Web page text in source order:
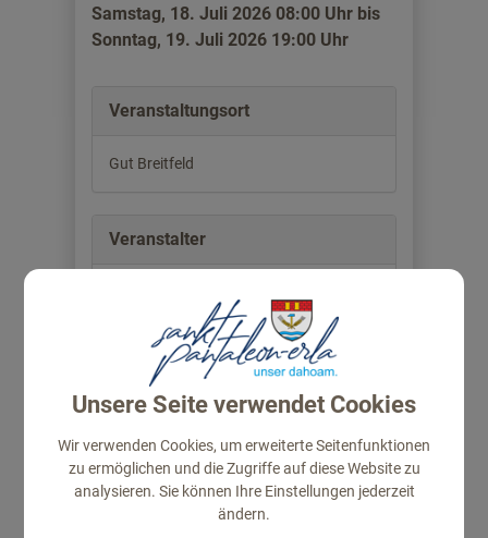
Samstag, 18. Juli 2026 08:00 Uhr bis
Sonntag, 19. Juli 2026 19:00 Uhr
Veranstaltungsort
Gut Breitfeld
Veranstalter
⇐ zurück
Unsere Seite verwendet Cookies
Wir verwenden Cookies, um erweiterte Seitenfunktionen
zu ermöglichen und die Zugriffe auf diese Website zu
analysieren. Sie können Ihre Einstellungen jederzeit
ändern.